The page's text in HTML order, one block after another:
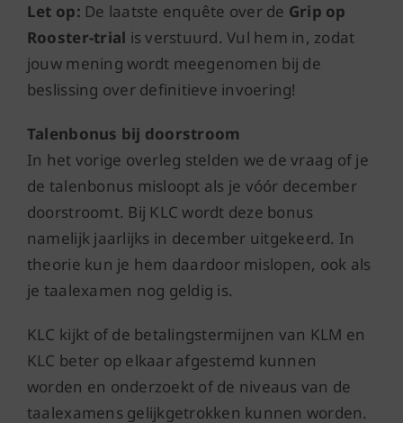
Let op: De laatste enquête over de Grip op
Rooster-trial is verstuurd. Vul hem in, zodat
jouw mening wordt meegenomen bij de
beslissing over definitieve invoering!
Talenbonus bij doorstroom
In het vorige overleg stelden we de vraag of je
de talenbonus misloopt als je vóór december
doorstroomt. Bij KLC wordt deze bonus
namelijk jaarlijks in december uitgekeerd. In
theorie kun je hem daardoor mislopen, ook als
je taalexamen nog geldig is.
KLC kijkt of de betalingstermijnen van KLM en
KLC beter op elkaar afgestemd kunnen
worden en onderzoekt of de niveaus van de
taalexamens gelijkgetrokken kunnen worden.